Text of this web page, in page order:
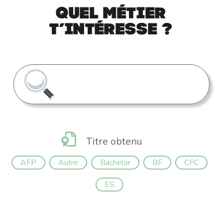
Quel métier
t’intéresse ?
Titre obtenu
AFP Autre Bachelor BF
CFC
ES